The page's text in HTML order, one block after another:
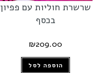
שרשרת חוליות עם פפיון
בכסף
₪209.00
הוספה לסל